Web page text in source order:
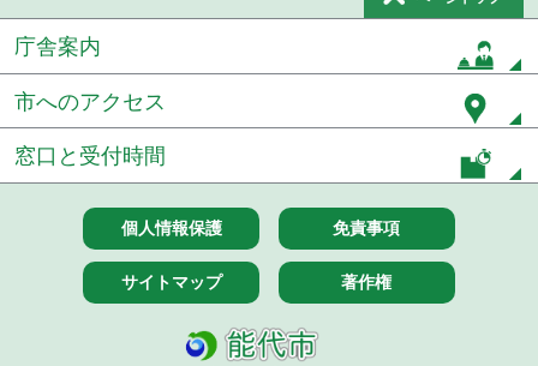
令和８年７月１7日執行 工事入札結果（条件付一般
競争入札）
令和８年７月１５日執行 委託・賃貸借等見積徴取
結果
７月１４日公告開始 建設工事（条件付一般競争入
７月１４日公告開始 建設コンサルタント等（条件
付一般競争入札）（電子入札）
札結果（条件付一般競争入札）
庁舎案内
市へのアクセス
窓口と受付時間
個人情報保護 免責事項
サイトマップ 著作権